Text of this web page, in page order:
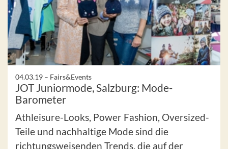
04.03.19 – Fairs&Events
JOT Juniormode, Salzburg: Mode-
Barometer
Athleisure-Looks, Power Fashion, Oversized-
Teile und nachhaltige Mode sind die
richtungsweisenden Trends, die auf der